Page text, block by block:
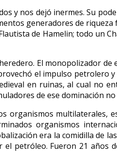
y nos dejó inermes. Su
generadores de
de Hamelin; todo un
El monopolizador
el impulso
en ruinas, al cual no
de ese dominación
organismos multilaterales,
organismos
era la comidilla de
petróleo. Fueron 21